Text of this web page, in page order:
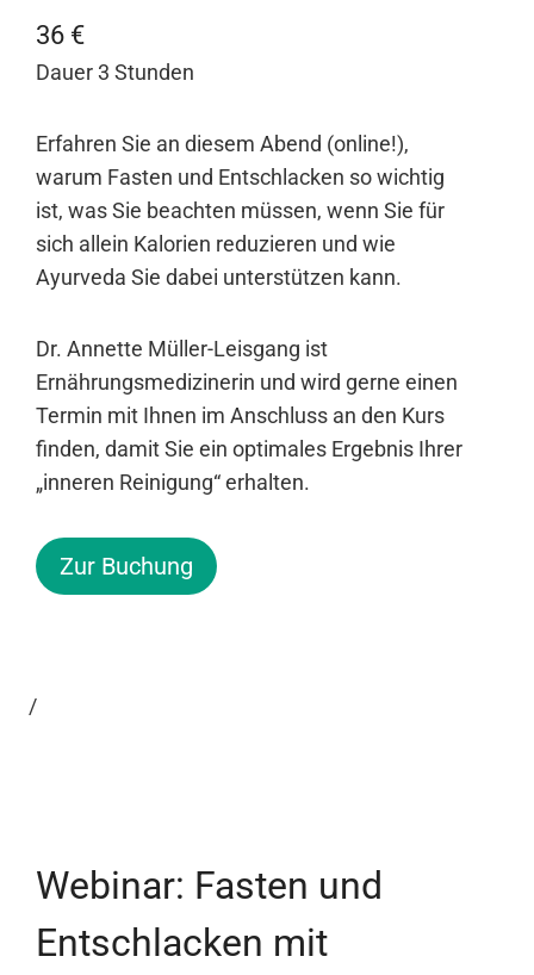
36 €
Dauer 3 Stunden
Erfahren Sie an diesem Abend (online!),
warum Fasten und Entschlacken so wichtig
ist, was Sie beachten müssen, wenn Sie für
sich allein Kalorien reduzieren und wie
Ayurveda Sie dabei unterstützen kann.
Dr. Annette Müller-Leisgang ist
Ernährungsmedizinerin und wird gerne einen
Termin mit Ihnen im Anschluss an den Kurs
finden, damit Sie ein optimales Ergebnis Ihrer
„inneren Reinigung“ erhalten.
Zur Buchung
/
Webinar: Fasten und
Entschlacken mit